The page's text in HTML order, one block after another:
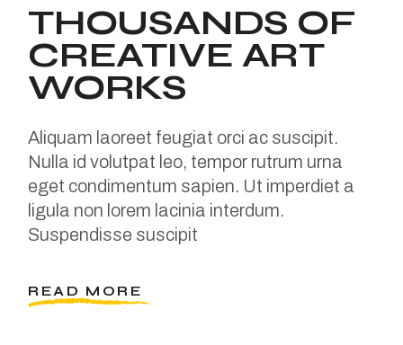
THOUSANDS OF
CREATIVE ART
WORKS
Aliquam laoreet feugiat orci ac suscipit.
Nulla id volutpat leo, tempor rutrum urna
eget condimentum sapien. Ut imperdiet a
ligula non lorem lacinia interdum.
Suspendisse suscipit
READ MORE